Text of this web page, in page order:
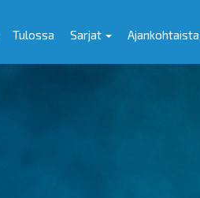
Tulossa Sarjat Ajankohtaista